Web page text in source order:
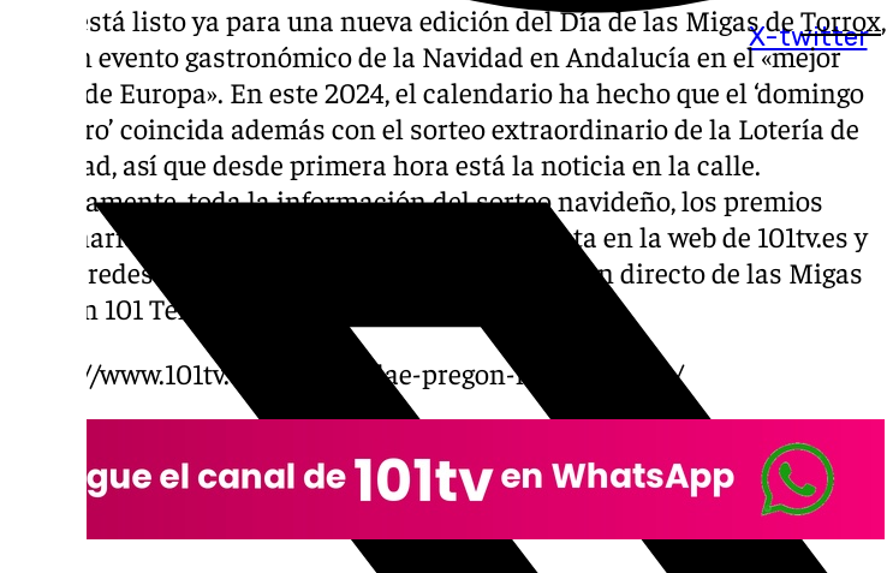
X-twitter
Todo está listo ya para una nueva edición del Día de las Migas de Torrox,
el gran evento gastronómico de la Navidad en Andalucía en el «mejor
clima de Europa». En este 2024, el calendario ha hecho que el ‘domingo
miguero’ coincida además con el sorteo extraordinario de la Lotería de
Navidad, así que desde primera hora está la noticia en la calle.
Precisamente, toda la información del sorteo navideño, los premios
millonarios y el Gordo serán la antesala perfecta en la web de 101tv.es y
en las redes sociales, antes de la retransmisión en directo de las Migas
aquí en 101 Televisión.
https://www.101tv.es/maria-pelae-pregon-migas-torrox/